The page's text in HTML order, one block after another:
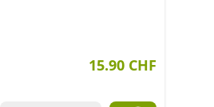
15.90 CHF